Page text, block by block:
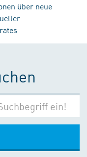
über neue